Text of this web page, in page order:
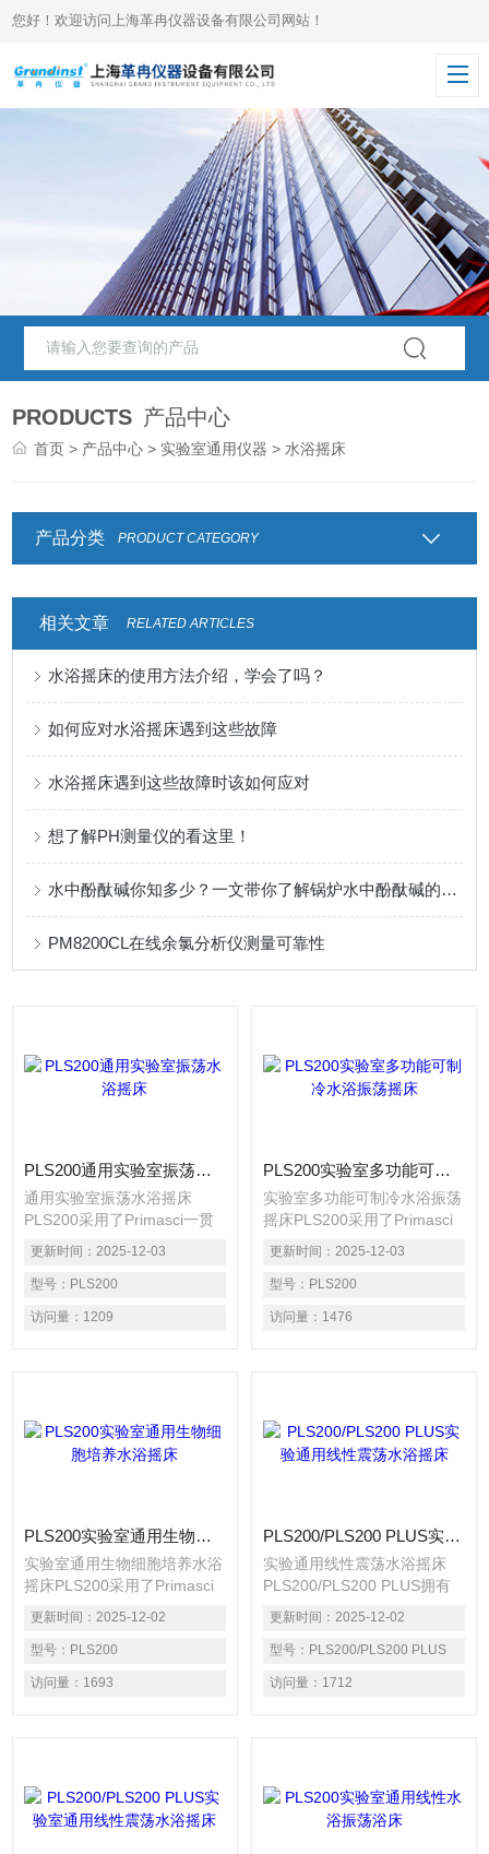
您好！欢迎访问上海革冉仪器设备有限公司网站！
PRODUCTS 产品中心
首页 > 产品中心 > 实验室通用仪器 > 水浴摇床
产品分类 PRODUCT CATEGORY
相关文章 RELATED ARTICLES
水浴摇床的使用方法介绍，学会了吗？
如何应对水浴摇床遇到这些故障
水浴摇床遇到这些故障时该如何应对
想了解PH测量仪的看这里！
水中酚酞碱你知多少？一文带你了解锅炉水中酚酞碱的检测意义
PM8200CL在线余氯分析仪测量可靠性
PLS200通用实验室振荡水浴摇床
通用实验室振荡水浴摇床
PLS200采用了Primasci一贯
的风格，现代的外观，是一套
性能多样的实验室产品，可以
满足高稳定性和多功能需求。
更新时间： 2025-12-03
型号： PLS200
访问量： 1209
PLS200实验室多功能可制冷水浴振荡摇床
实验室多功能可制冷水浴振荡
摇床PLS200采用了Primasci
一贯的风格，现代的外观，是
一套性能多样的实验室产品，
可以满足高稳定性和多功能需
求。
更新时间： 2025-12-03
型号： PLS200
访问量： 1476
PLS200实验室通用生物细胞培养水浴摇床
实验室通用生物细胞培养水浴
摇床PLS200采用了Primasci
一贯的风格，现代的外观，是
一套性能多样的实验室产品，
可以满足高稳定性和多功能需
求。
更新时间： 2025-12-02
型号： PLS200
访问量： 1693
PLS200/PLS200 PLUS实验通用线性震荡水浴摇床
实验通用线性震荡水浴摇床
PLS200/PLS200 PLUS拥有
强力驱动装置：运行平稳，速
率范围大，内置加热和温度感
受器，工作范围广、易清洗，
多达六步程序控温，最多99步
循环，采用数字PID控制及搅
更新时间： 2025-12-02
型号： PLS200/PLS200 PLUS
访问量： 1712